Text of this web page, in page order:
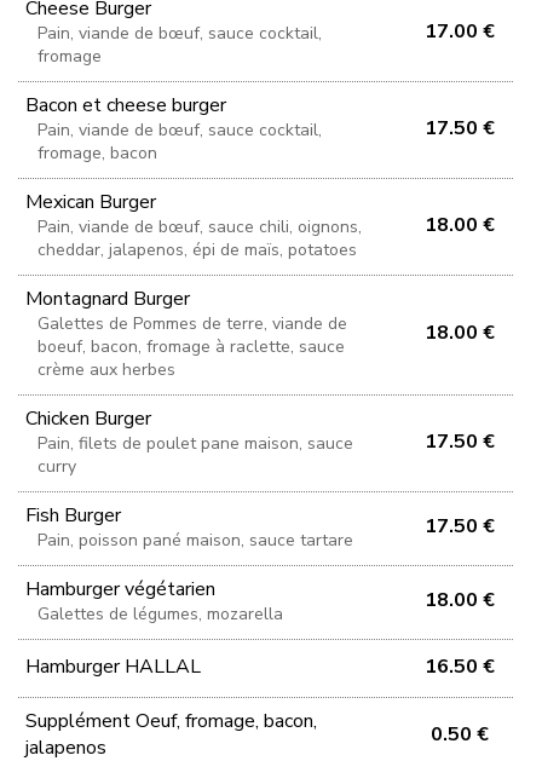
Cheese Burger
Pain, viande de bœuf, sauce cocktail,
fromage
17.00 €
Bacon et cheese burger
Pain, viande de bœuf, sauce cocktail,
fromage, bacon
17.50 €
Mexican Burger
Pain, viande de bœuf, sauce chili, oignons,
cheddar, jalapenos, épi de maïs, potatoes
18.00 €
Montagnard Burger
Galettes de Pommes de terre, viande de
boeuf, bacon, fromage à raclette, sauce
crème aux herbes
18.00 €
Chicken Burger
Pain, filets de poulet pane maison, sauce
curry
17.50 €
Fish Burger
Pain, poisson pané maison, sauce tartare
17.50 €
Hamburger végétarien
Galettes de légumes, mozarella
18.00 €
Hamburger HALLAL 16.50 €
Supplément Oeuf, fromage, bacon,
jalapenos
0.50 €